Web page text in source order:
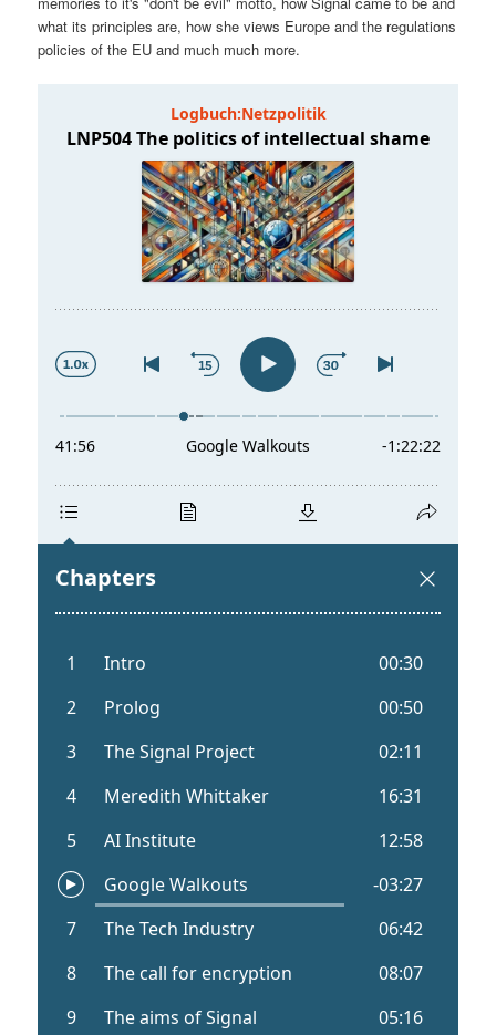
e
n
e
n
what its principles are, how she views Europe and the regulations
policies of the EU and much much more.